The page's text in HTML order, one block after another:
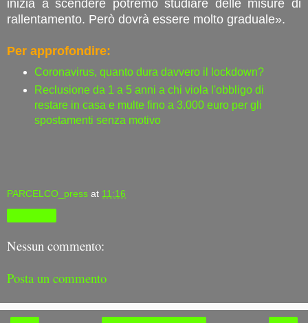
inizia a scendere potremo studiare delle misure di
rallentamento. Però dovrà essere molto graduale».
Per approfondire:
Coronavirus, quanto dura davvero il lockdown?
Reclusione da 1 a 5 anni a chi viola l'obbligo di
restare in casa e multe fino a 3.000 euro per gli
spostamenti senza motivo
PARCELCO_press at 11:16
Nessun commento:
Posta un commento